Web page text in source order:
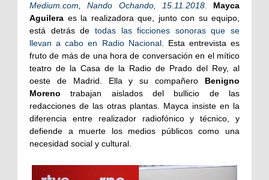
Medium.com, Nando Ochando, 15.11.2018.
Mayca
Aguilera es la realizadora que, junto con su equipo,
está detrás de todas las ficciones sonoras que se
llevan a cabo en Radio Nacional. Esta entrevista es
fruto de más de una hora de conversación en el mítico
teatro de la Casa de la Radio de Prado del Rey, al
oeste de Madrid. Ella y su compañero Benigno
Morenotrabajan aislados del bullicio de las
redacciones de las otras plantas. Mayca insiste en la
diferencia entre realizador radiofónico y técnico, y
defiende a muerte los medios públicos como una
necesidad social y cultural.